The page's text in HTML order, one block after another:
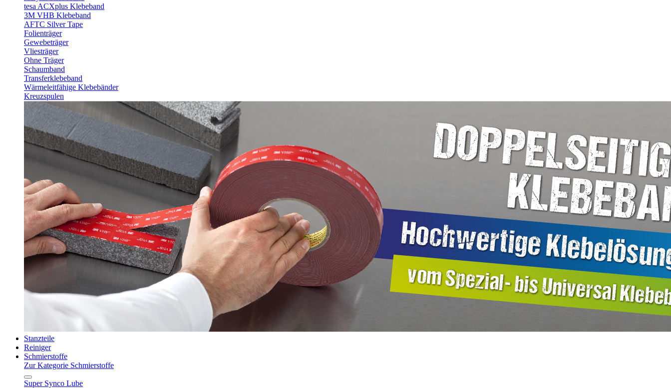
tesa ACXplus Klebeband
3M VHB Klebeband
AFTC Silver Tape
Folienträger
Gewebeträger
Vliesträger
Ohne Träger
Schaumband
Transferklebeband
Wärmeleitfähige Klebebänder
Kreuzspulen
Stanzteile
Reiniger
Schmierstoffe
Zur Kategorie Schmierstoffe
Super Synco Lube